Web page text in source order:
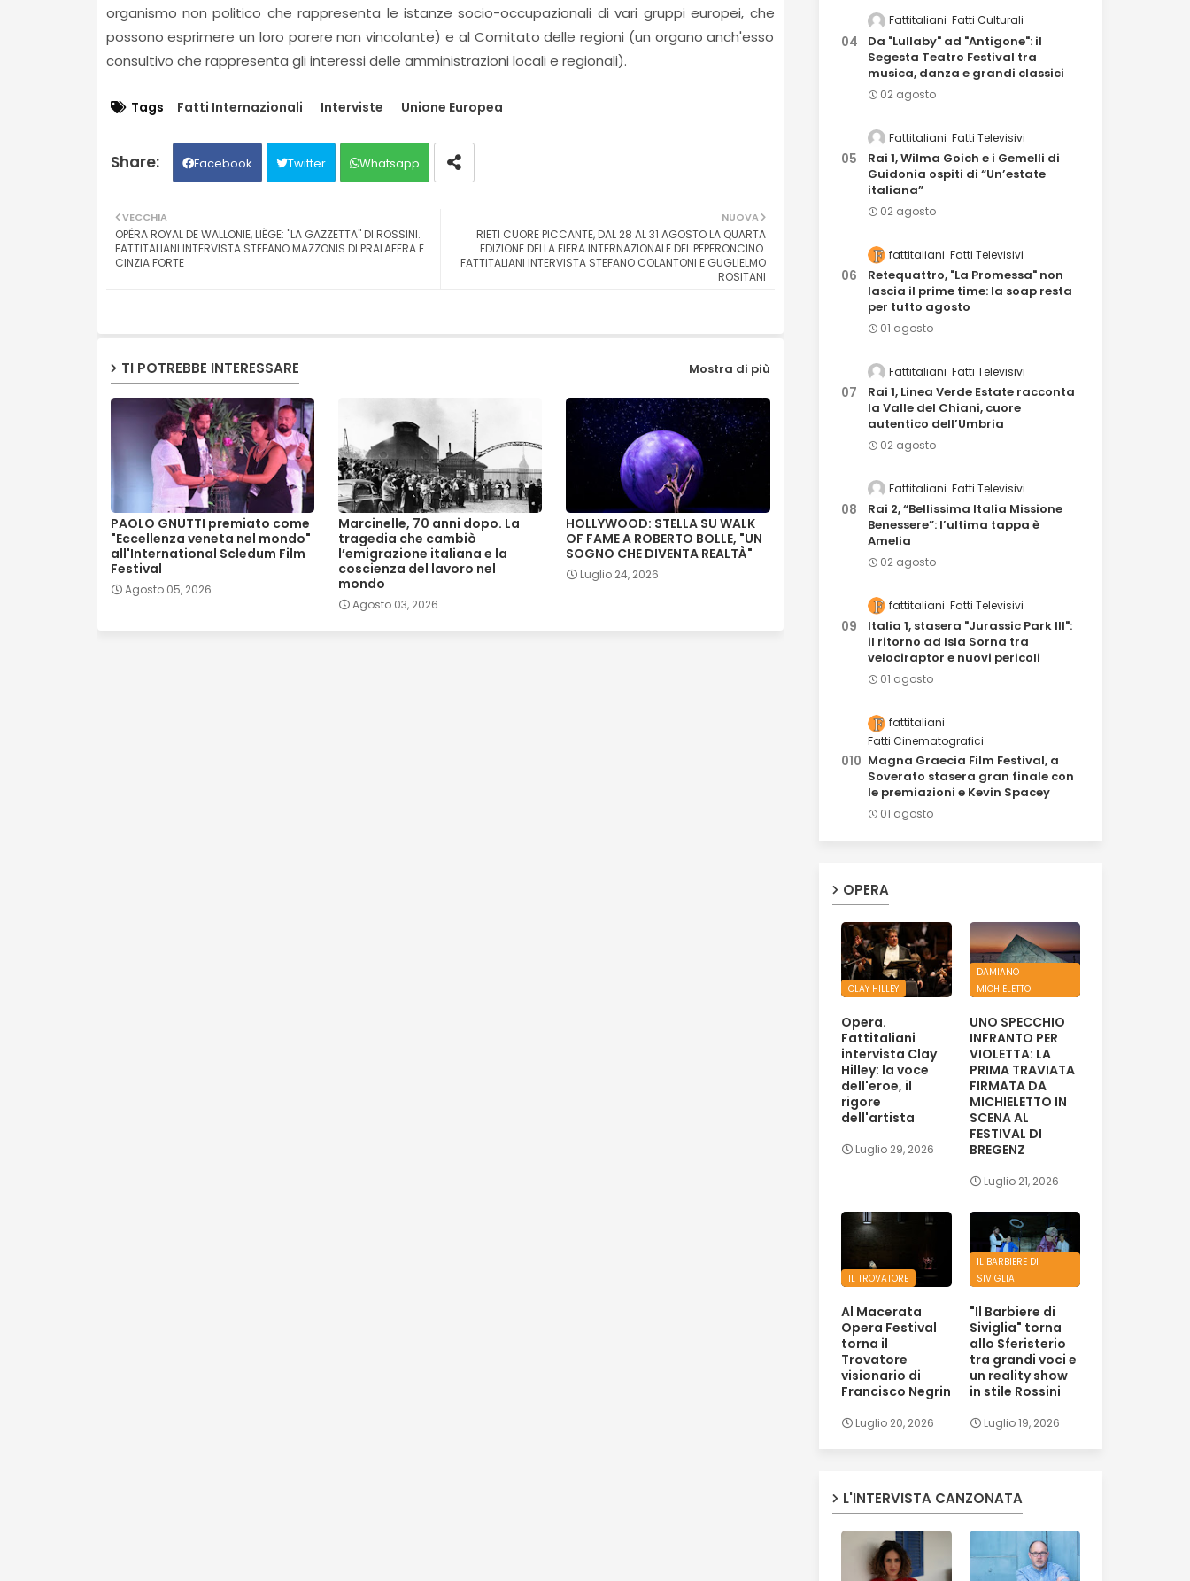
organismo non politico che rappresenta le istanze socio-occupazionali di vari gruppi europei, che
possono esprimere un loro parere non vincolante) e al Comitato delle regioni (un organo anch'esso
consultivo che rappresenta gli interessi delle amministrazioni locali e regionali).
Tags Fatti Internazionali Interviste Unione Europea
Facebook Twitter Whatsapp
NUOVA
RIETI CUORE PICCANTE, DAL 28 AL 31 AGOSTO LA QUARTA
EDIZIONE DELLA FIERA INTERNAZIONALE DEL PEPERONCINO.
FATTITALIANI INTERVISTA STEFANO COLANTONI E GUGLIELMO
ROSITANI
VECCHIA
OPÉRA ROYAL DE WALLONIE, LIÈGE: "LA GAZZETTA" DI ROSSINI.
FATTITALIANI INTERVISTA STEFANO MAZZONIS DI PRALAFERA E
CINZIA FORTE
TI POTREBBE INTERESSARE Mostra di più
PAOLO GNUTTI premiato come
"Eccellenza veneta nel mondo"
all'International Scledum Film
Festival
Agosto 05, 2026
Marcinelle, 70 anni dopo. La
tragedia che cambiò
l’emigrazione italiana e la
coscienza del lavoro nel
mondo
Agosto 03, 2026
HOLLYWOOD: STELLA SU WALK
OF FAME A ROBERTO BOLLE, "UN
SOGNO CHE DIVENTA REALTÀ"
Luglio 24, 2026
Fattitaliani Fatti Culturali
Da "Lullaby" ad "Antigone": il
Segesta Teatro Festival tra
musica, danza e grandi classici
02 agosto
Fattitaliani Fatti Televisivi
Rai 1, Wilma Goich e i Gemelli di
Guidonia ospiti di “Un’estate
italiana”
02 agosto
fattitaliani Fatti Televisivi
Retequattro, "La Promessa" non
lascia il prime time: la soap resta
per tutto agosto
01 agosto
Fattitaliani Fatti Televisivi
Rai 1, Linea Verde Estate racconta
la Valle del Chiani, cuore
autentico dell’Umbria
02 agosto
Fattitaliani Fatti Televisivi
Rai 2, “Bellissima Italia Missione
Benessere”: l’ultima tappa è
Amelia
02 agosto
fattitaliani Fatti Televisivi
Italia 1, stasera "Jurassic Park III":
il ritorno ad Isla Sorna tra
velociraptor e nuovi pericoli
01 agosto
fattitaliani
Fatti Cinematografici
Magna Graecia Film Festival, a
Soverato stasera gran finale con
le premiazioni e Kevin Spacey
01 agosto
OPERA
CLAY HILLEY
Opera.
Fattitaliani
intervista Clay
Hilley: la voce
dell'eroe, il
rigore
dell'artista
Luglio 29, 2026
DAMIANO
MICHIELETTO
UNO SPECCHIO
INFRANTO PER
VIOLETTA: LA
PRIMA TRAVIATA
FIRMATA DA
MICHIELETTO IN
SCENA AL
FESTIVAL DI
BREGENZ
Luglio 21, 2026
IL TROVATORE
Al Macerata
Opera Festival
torna il
Trovatore
visionario di
Francisco Negrin
Luglio 20, 2026
IL BARBIERE DI
SIVIGLIA
"Il Barbiere di
Siviglia" torna
allo Sferisterio
tra grandi voci e
un reality show
in stile Rossini
Luglio 19, 2026
L'INTERVISTA CANZONATA